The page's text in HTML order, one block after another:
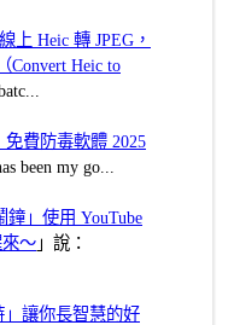
上 Heic 轉 JPEG，
Convert Heic to
免費防毒軟體 2025
been my go...
鐘」使用 YouTube
～ 」說：
」讓你長智慧的好